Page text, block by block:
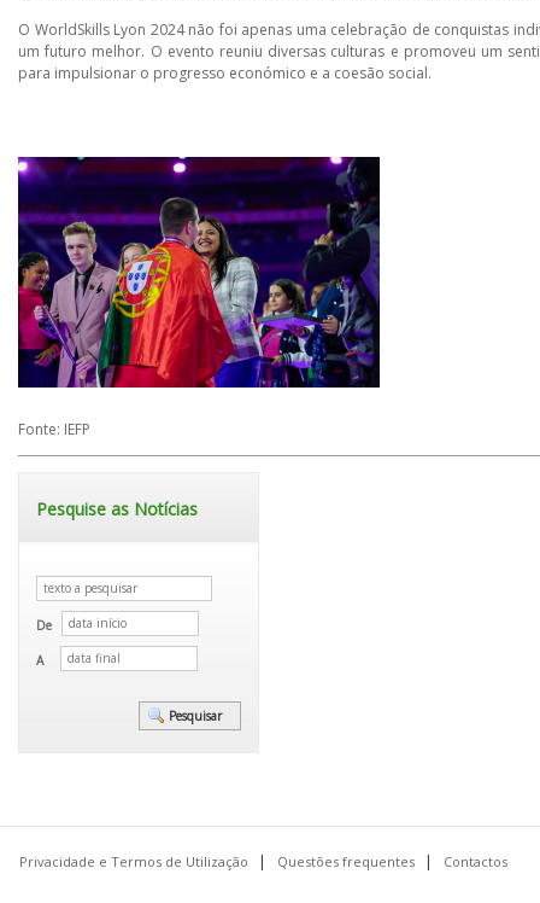
O WorldSkills Lyon 2024 não foi apenas uma celebração de conquistas
um futuro melhor. O evento reuniu diversas culturas e promoveu um
para impulsionar o progresso económico e a coesão social.
Fonte: IEFP
Pesquise as Notícias
De
A
Privacidade e Termos de Utilização Questões frequentes Contactos